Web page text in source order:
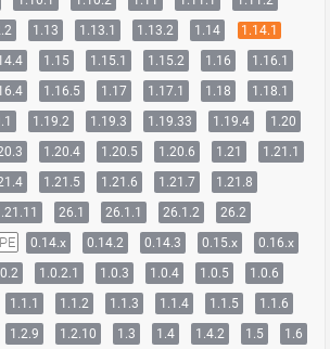
1.13 1.13.1 1.13.2 1.14
1.14.1
1.15 1.15.1 1.15.2 1.16
1.16.1
1.16.5 1.17 1.17.1 1.18
1.18.1
1.19.2 1.19.3 1.19.33 1.19.4
1.20
1.20.4 1.20.5 1.20.6 1.21
1.21.1
1.21.5 1.21.6 1.21.7
1.21.8
26.1 26.1.1 26.1.2 26.2
0.14.x 0.14.2 0.14.3 0.15.x
0.16.x
1.0.2.1 1.0.3 1.0.4 1.0.5
1.0.6
1.1.1 1.1.2 1.1.3 1.1.4 1.1.5
1.1.6
1.2.9 1.2.10 1.3 1.4 1.4.2 1.5
1.6